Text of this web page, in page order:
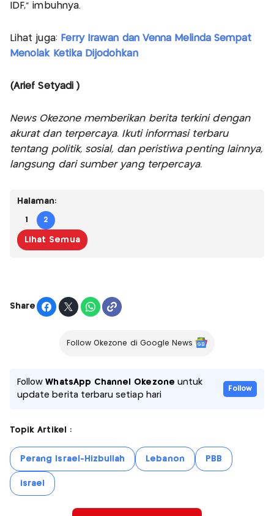
IDF," imbuhnya.
Lihat juga: Ferry Irawan dan Venna Melinda Sempat
Menolak Ketika Dijodohkan
(Arief Setyadi )
News Okezone memberikan berita terkini dengan
akurat dan terpercaya. Ikuti informasi terbaru
tentang politik, sosial, dan peristiwa penting lainnya,
langsung dari sumber yang terpercaya.
Halaman:
1 2
Lihat Semua
Share
Follow Okezone di Google News
FollowWhatsApp Channel Okezone untuk
update berita terbaru setiap hari
Follow
Topik Artikel :
Perang Israel-Hizbullah Lebanon PBB
israel